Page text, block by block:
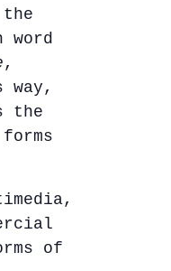
word
,
the
of